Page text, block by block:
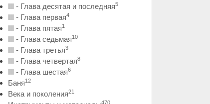
III - Глава десятая и последняя5
III - Глава первая4
III - Глава пятая1
III - Глава седьмая10
III - Глава третья3
III - Глава четвертая8
III - Глава шестая6
Баня12
Века и поколения21
470